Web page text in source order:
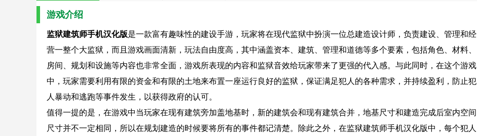
游戏介绍
监狱建筑师手机汉化版是一款富有趣味性的建设手游，玩家将在现代监狱中扮演一位总建造设计师，负责建设、管理和经
营一整个大监狱，而且游戏画面清新，玩法自由度高，其中涵盖资本、建筑、管理和道德等多个要素，包括角色、材料、
房间、规划和设施等内容也非常全面，游戏所表现的内容和监狱音效给玩家带来了更强的代入感。与此同时，在这个游戏
中，玩家需要利用有限的资金和有限的土地来布置一座运行良好的监狱，保证满足犯人的各种需求，并持续盈利，防止犯
人暴动和逃跑等事件发生，以获得政府的认可。
值得一提的是，在游戏中当玩家在现有建筑旁加盖地基时，新的建筑会和现有建筑合并，地基尺寸和建造完成后室内空间
尺寸并不一定相同，所以在规划建造的时候要将所有的事件都记清楚。除此之外，在监狱建筑师手机汉化版中，每个犯人